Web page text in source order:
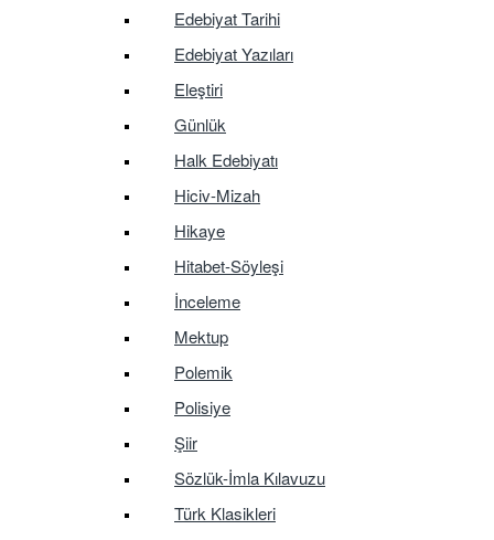
Edebiyat Tarihi
Edebiyat Yazıları
Eleştiri
Günlük
Halk Edebiyatı
Hiciv-Mizah
Hikaye
Hitabet-Söyleşi
İnceleme
Mektup
Polemik
Polisiye
Şiir
Sözlük-İmla Kılavuzu
Türk Klasikleri